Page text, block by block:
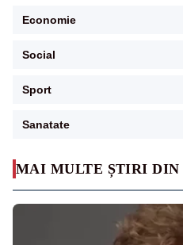
MAI MULTE ȘTIRI DIN
Economie
Social
Sport
Sanatate